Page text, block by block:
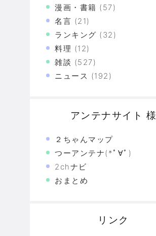
漫画・書籍 (57)
名言 (21)
ランキング (32)
料理 (12)
雑談 (527)
ニュース (192)
アンテナサイト 様
２ちゃんマップ
つーアンテナ(*ﾟ∀ﾟ)
2chナビ
おまとめ
リンク